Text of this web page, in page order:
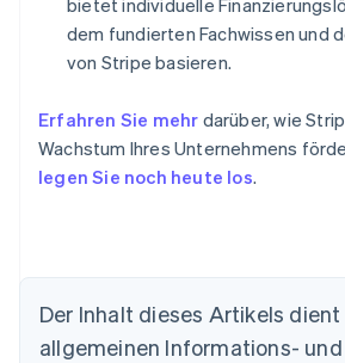
bietet individuelle
dem fundierten Fachwissen und
von Stripe basieren.
Erfahren Sie mehr darüber, wie
Wachstum Ihres Unternehmens
legen Sie noch heute los.
Der Inhalt dieses Artikels dient
allgemeinen Informations- und